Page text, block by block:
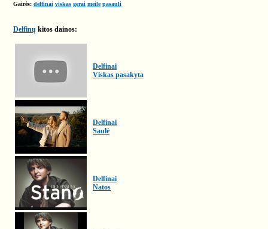
Gairės: delfinai viskas gerai meile pasauli
Delfinų kitos dainos:
Delfinai
Viskas pasakyta
Delfinai
Saulė
Delfinai
Natos